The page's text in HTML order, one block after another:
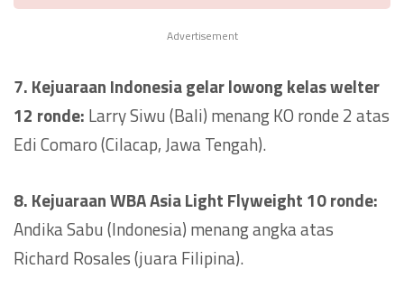
Advertisement
7. Kejuaraan Indonesia gelar lowong kelas welter
12 ronde: Larry Siwu (Bali) menang KO ronde 2 atas
Edi Comaro (Cilacap, Jawa Tengah).
8. Kejuaraan WBA Asia Light Flyweight 10 ronde:
Andika Sabu (Indonesia) menang angka atas
Richard Rosales (juara Filipina).